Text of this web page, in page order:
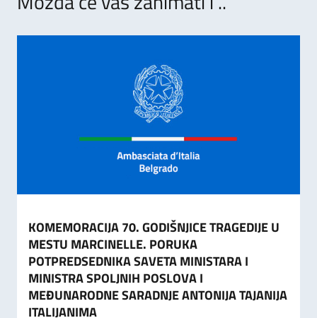
KOMEMORACIJA 70. GODIŠNJICE TRAGEDIJE U
MESTU MARCINELLE. PORUKA
POTPREDSEDNIKA SAVETA MINISTARA I
MINISTRA SPOLJNIH POSLOVA I
MEĐUNARODNE SARADNJE ANTONIJA TAJANIJA
ITALIJANIMA